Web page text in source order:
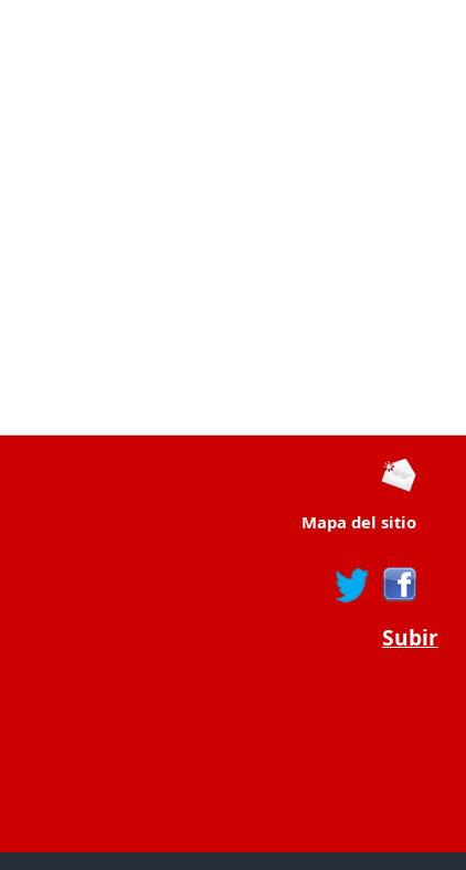
Mapa del sitio
Subir